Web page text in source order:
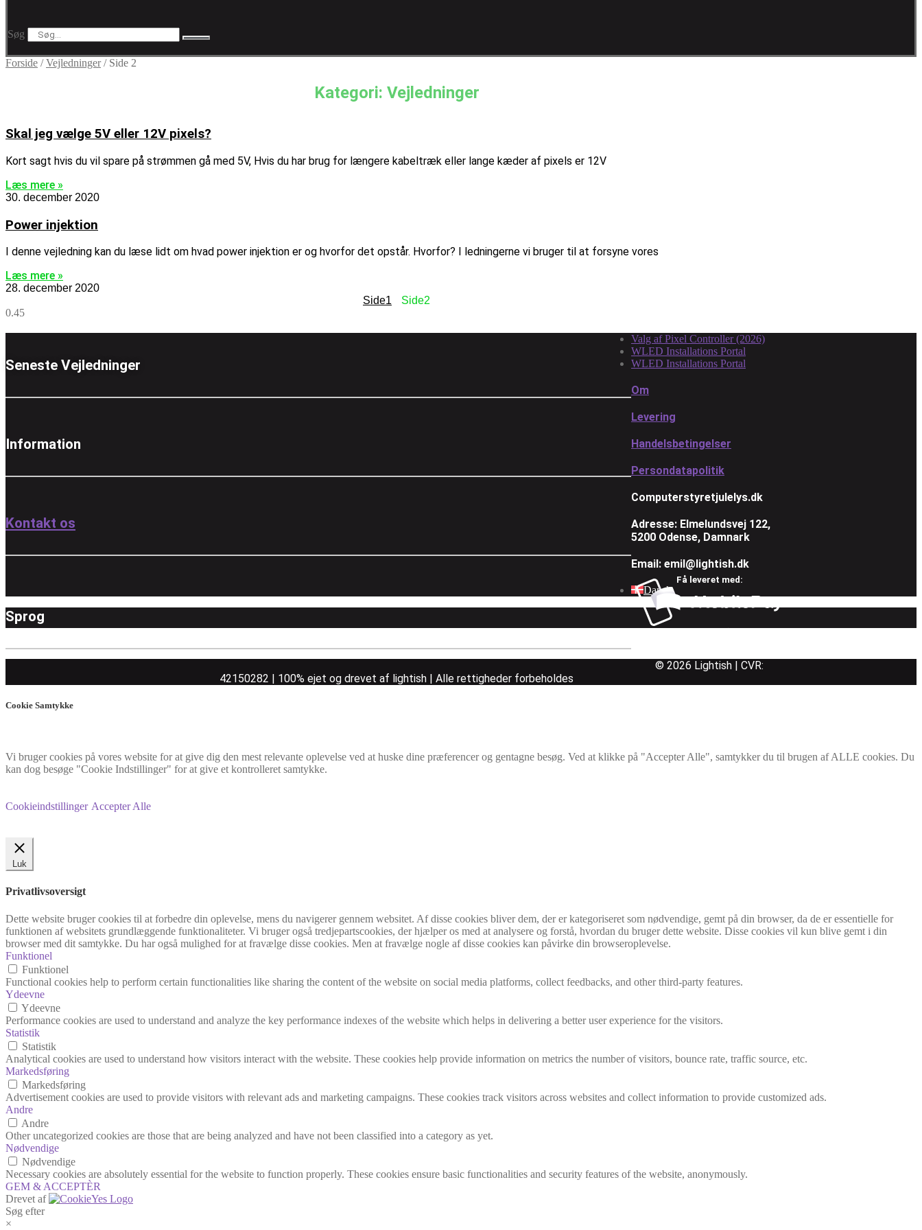
Søg
Forside /Vejledninger/ Side 2
Kategori: Vejledninger
Skal jeg vælge 5V eller 12V pixels?
Kort sagt hvis du vil spare på strømmen gå med 5V, Hvis du har brug for længere kabeltræk eller lange kæder af pixels er 12V
Læs mere »
30. december 2020
Power injektion
I denne vejledning kan du læse lidt om hvad power injektion er og hvorfor det opstår. Hvorfor? I ledningerne vi bruger til at forsyne vores
Læs mere »
28. december 2020
Side1 Side2
Seneste Vejledninger
Valg af Pixel Controller (2026)
WLED Installations Portal
WLED Installations Portal
Information
Om
Levering
Handelsbetingelser
Persondatapolitik
Kontakt os
Computerstyretjulelys.dk
Adresse: Elmelundsvej 122,
5200 Odense, Damnark
Email: emil@lightish.dk
Sprog
Dansk
Få leveret med:
© 2026 Lightish | CVR:
42150282 | 100% ejet og drevet af lightish | Alle rettigheder forbeholdes
Cookie Samtykke
Vi bruger cookies på vores website for at give dig den mest relevante oplevelse ved at huske dine præferencer og gentagne besøg. Ved at klikke på "Accepter Alle", samtykker du til brugen af ALLE cookies. Du
kan dog besøge "Cookie Indstillinger" for at give et kontrolleret samtykke.
Cookieindstillinger Accepter Alle
Luk
Privatlivsoversigt
Dette website bruger cookies til at forbedre din oplevelse, mens du navigerer gennem websitet. Af disse cookies bliver dem, der er kategoriseret som nødvendige, gemt på din browser, da de er essentielle for
funktionen af websitets grundlæggende funktionaliteter. Vi bruger også tredjepartscookies, der hjælper os med at analysere og forstå, hvordan du bruger dette website. Disse cookies vil kun blive gemt i din
browser med dit samtykke. Du har også mulighed for at fravælge disse cookies. Men at fravælge nogle af disse cookies kan påvirke din browseroplevelse.
Funktionel
Funktionel
Functional cookies help to perform certain functionalities like sharing the content of the website on social media platforms, collect feedbacks, and other third-party features.
Ydeevne
Ydeevne
Performance cookies are used to understand and analyze the key performance indexes of the website which helps in delivering a better user experience for the visitors.
Statistik
Statistik
Analytical cookies are used to understand how visitors interact with the website. These cookies help provide information on metrics the number of visitors, bounce rate, traffic source, etc.
Markedsføring
Markedsføring
Advertisement cookies are used to provide visitors with relevant ads and marketing campaigns. These cookies track visitors across websites and collect information to provide customized ads.
Andre
Andre
Other uncategorized cookies are those that are being analyzed and have not been classified into a category as yet.
Nødvendige
Nødvendige
Necessary cookies are absolutely essential for the website to function properly. These cookies ensure basic functionalities and security features of the website, anonymously.
GEM & ACCEPTÈR
Drevet af
Søg efter
×